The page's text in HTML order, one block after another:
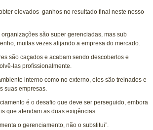
elevados ganhos no resultado final neste nosso
são super gerenciadas, mas sub
muitas vezes alijando a empresa do mercado.
são caçados e acabam sendo descobertos e
las profissionalmente.
interno como no externo, eles são treinados e
suas empresas.
é o desafio que deve ser perseguido, embora
que atendam as duas exigências.
o gerenciamento, não o substitui”.